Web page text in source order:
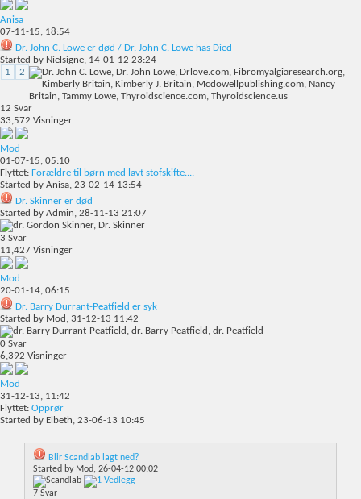
Anisa
07-11-15, 18:54
Dr. John C. Lowe er død / Dr. John C. Lowe has Died
Started by Nielsigne, 14-01-12 23:24
1
2
12 Svar
33,572 Visninger
Mod
01-07-15, 05:10
Flyttet: Forældre til børn med lavt stofskifte....
Started by Anisa, 23-02-14 13:54
Dr. Skinner er død
Started by Admin, 28-11-13 21:07
3 Svar
11,427 Visninger
Mod
20-01-14, 06:15
Dr. Barry Durrant-Peatfield er syk
Started by Mod , 31-12-13 11:42
0 Svar
6,392 Visninger
Mod
31-12-13, 11:42
Flyttet: Opprør
Started by Elbeth, 23-06-13 10:45
Blir Scandlab lagt ned?
Started by Mod, 26-04-12 00:02
7 Svar